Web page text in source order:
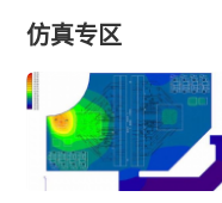
仿真专区